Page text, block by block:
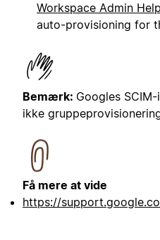
Workspace Admin Help
auto-provisioning for
Bemærk: Googles
ikke
Få mere at vide
https://